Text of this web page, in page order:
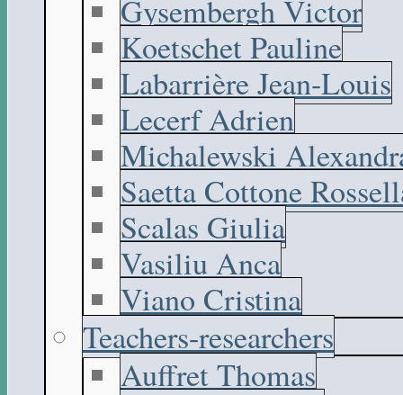
Gysembergh Victor
Koetschet Pauline
Labarrière Jean-Louis
Lecerf Adrien
Michalewski
Saetta Cottone
Scalas Giulia
Vasiliu Anca
Viano Cristina
Teachers-researchers
Auffret Thomas